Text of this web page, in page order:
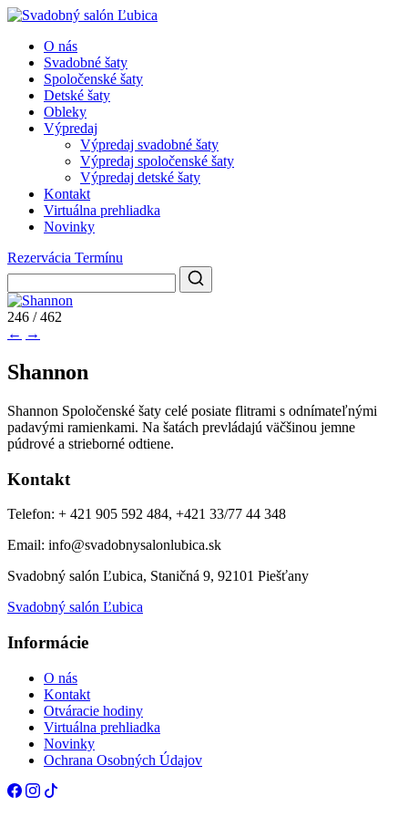
O nás
Svadobné šaty
Spoločenské šaty
Detské šaty
Obleky
Výpredaj
Výpredaj svadobné šaty
Výpredaj spoločenské šaty
Výpredaj detské šaty
Kontakt
Virtuálna prehliadka
Novinky
Rezervácia Termínu
246 / 462
← →
Shannon
Shannon Spoločenské šaty celé posiate flitrami s odnímateľnými
padavými ramienkami. Na šatách prevládajú väčšinou jemne
púdrové a strieborné odtiene.
Kontakt
Telefon: + 421 905 592 484, +421 33/77 44 348
Email: info@svadobnysalonlubica.sk
Svadobný salón Ľubica, Staničná 9, 92101 Piešťany
Svadobný salón Ľubica
Informácie
O nás
Kontakt
Otváracie hodiny
Virtuálna prehliadka
Novinky
Ochrana Osobných Údajov